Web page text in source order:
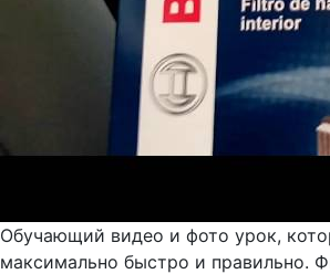
Обучающий видео и фото урок,
максимально быстро и правильно.